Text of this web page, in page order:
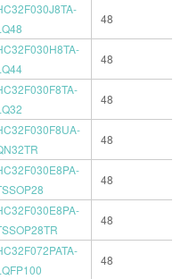
48
48
48
48
48
48
48